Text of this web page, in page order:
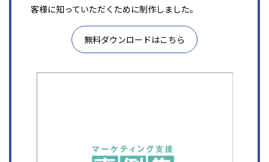
客様に知っていただくために制作しました。
無料ダウンロードはこちら